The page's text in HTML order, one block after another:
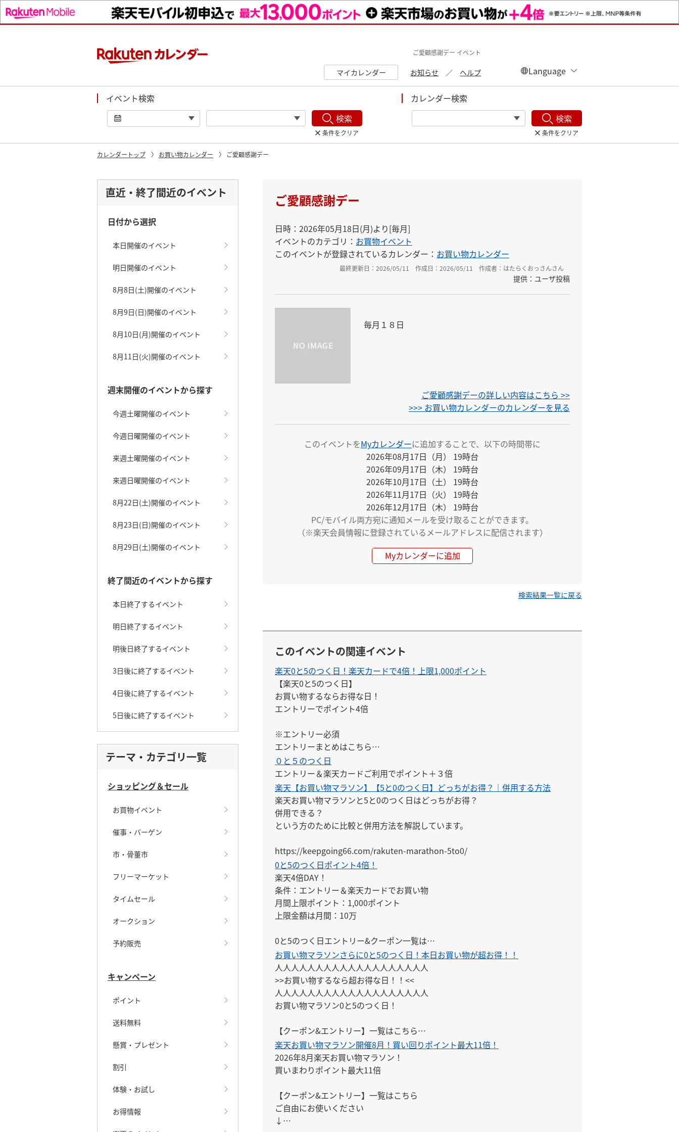
ご愛顧感謝デー イベント
マイカレンダー お知らせ ヘルプ
イベント検索
検索
条件をクリア
カレンダー検索
検索
条件をクリア
カレンダートップ お買い物カレンダー ご愛顧感謝デー
直近・終了間近のイベント
日付から選択
本日開催のイベント
明日開催のイベント
8月8日(土)開催のイベント
8月9日(日)開催のイベント
8月10日(月)開催のイベント
8月11日(火)開催のイベント
週末開催のイベントから探す
今週土曜開催のイベント
今週日曜開催のイベント
来週土曜開催のイベント
来週日曜開催のイベント
8月22日(土)開催のイベント
8月23日(日)開催のイベント
8月29日(土)開催のイベント
終了間近のイベントから探す
本日終了するイベント
明日終了するイベント
明後日終了するイベント
3日後に終了するイベント
4日後に終了するイベント
5日後に終了するイベント
テーマ・カテゴリ一覧
ショッピング＆セール
お買物イベント
催事・バーゲン
市・骨董市
フリーマーケット
タイムセール
オークション
予約販売
キャンペーン
ポイント
送料無料
懸賞・プレゼント
割引
体験・お試し
お得情報
ご愛顧感謝デー
日時：2026年05月18日(月)より[毎月]
イベントのカテゴリ： お買物イベント
このイベントが登録されているカレンダー： お買い物カレンダー
最終更新日：2026/05/11 作成日：2026/05/11 作成者：はたらくおっさんさん
提供：ユーザ投稿
毎月１８日
ご愛顧感謝デーの詳しい内容はこちら >>
>>> お買い物カレンダーのカレンダーを見る
このイベントをMyカレンダーに追加することで、以下の時間帯に
2026年08月17日（月） 19時台
2026年09月17日（木） 19時台
2026年10月17日（土） 19時台
2026年11月17日（火） 19時台
2026年12月17日（木） 19時台
PC/モバイル両方宛に通知メールを受け取ることができます。
（※楽天会員情報に登録されているメールアドレスに配信されます）
Myカレンダーに追加
検索結果一覧に戻る
このイベントの関連イベント
楽天0と5のつく日！楽天カードで4倍！上限1,000ポイント
【楽天0と5のつく日】
お買い物するならお得な日！
エントリーでポイント4倍
※エントリー必須
エントリーまとめはこちら
↓
https://keepgoing66.com/rakuten-entry-matome/
０と５のつく日
エントリー＆楽天カードご利用でポイント＋３倍
楽天【お買い物マラソン】【5と0のつく日】どっちがお得？｜併用する方法
楽天お買い物マラソンと5と0のつく日はどっちがお得？
併用できる？
という方のために比較と併用方法を解説しています。
https://keepgoing66.com/rakuten-marathon-5to0/
0と5のつく日ポイント4倍！
楽天4倍DAY！
条件：エントリー＆楽天カードでお買い物
月間上限ポイント：1,000ポイント
上限金額は月間：10万
0と5のつく日エントリー&クーポン一覧は
こちらにまとめてあります。
↓
https://keepgoing66.com/rakuten-entry-matome/
5と0のつく日についての詳しい解説はこちら
https://keepgoing66.com/rakuten-5to0-maxpoint/
お買い物マラソンさらに0と5のつく日！本日お買い物が超お得！！
人人人人人人人人人人人人人人人人人人人
>>お買い物するなら超お得な日！！<<
人人人人人人人人人人人人人人人人人人人
お買い物マラソン0と5のつく日！
【クーポン&エントリー】一覧はこちら
ご自由にお使いください
↓
https://keepgoing66.com/rakuten-coupon-matome/
楽天お買い物マラソン開催8月！買い回りポイント最大11倍！
2026年8月楽天お買い物マラソン！
買いまわりポイント最大11倍
【クーポン&エントリー】一覧はこちら
ご自由にお使いください
↓